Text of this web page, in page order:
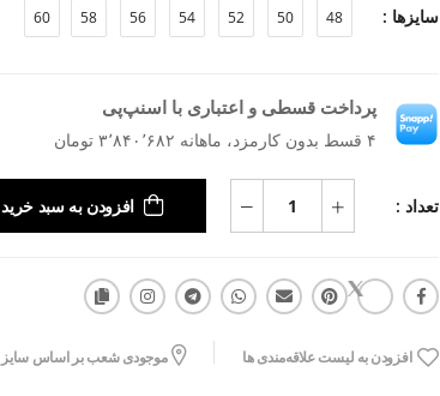
سایزها : 48
50
52
54
56
58
60
پرداخت قسطی و اعتباری با اسنپ‌پی
۴ قسط بدون کارمزد، ماهانه ۳٬۸۴۰٬۶۸۲ تومان
تعداد : افزودن به سبد خرید
افزودن به لیست علاقه‌مندی ها موجودی شعب بر اساس سایز